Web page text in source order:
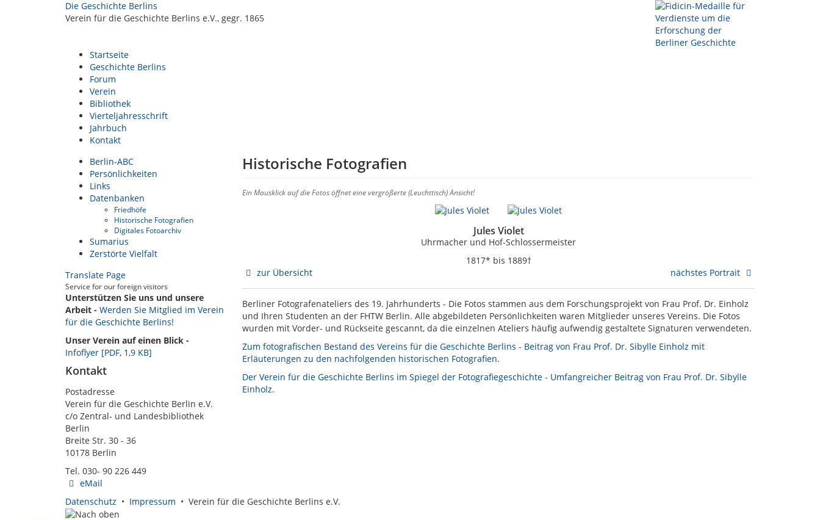
Die Geschichte Berlins
Verein für die Geschichte Berlins e.V., gegr. 1865
Startseite
Geschichte Berlins
Forum
Verein
Bibliothek
Vierteljahresschrift
Jahrbuch
Kontakt
Berlin-ABC
Persönlichkeiten
Links
Datenbanken
Friedhöfe
Historische Fotografien
Digitales Fotoarchiv
Sumarius
Zerstörte Vielfalt
Translate Page
Service for our foreign visitors
Unterstützen Sie uns und unsere
Arbeit - Werden Sie Mitglied im Verein
für die Geschichte Berlins!
Unser Verein auf einen Blick -
Infoflyer [PDF, 1,9 KB]
Kontakt
Postadresse
Verein für die Geschichte Berlin e.V.
c/o Zentral- und Landesbibliothek
Berlin
Breite Str. 30 - 36
10178 Berlin
Tel. 030- 90 226 449
eMail
Historische Fotografien
Ein Mausklick auf die Fotos öffnet eine vergrößerte (Leuchttisch) Ansicht!
Jules Violet
Uhrmacher und Hof-Schlossermeister
1817* bis 1889†
zur Übersicht
nächstes Portrait
Berliner Fotografenateliers des 19. Jahrhunderts - Die Fotos stammen aus dem Forschungsprojekt von Frau Prof. Dr. Einholz
und Ihren Studenten an der FHTW Berlin. Alle abgebildeten Persönlichkeiten waren Mitglieder unseres Vereins. Die Fotos
wurden mit Vorder- und Rückseite gescannt, da die einzelnen Ateliers häufig aufwendig gestaltete Signaturen verwendeten.
Zum fotografischen Bestand des Vereins für die Geschichte Berlins - Beitrag von Frau Prof. Dr. Sibylle Einholz mit
Erläuterungen zu den nachfolgenden historischen Fotografien.
Der Verein für die Geschichte Berlins im Spiegel der Fotografiegeschichte - Umfangreicher Beitrag von Frau Prof. Dr. Sibylle
Einholz.
Datenschutz • Impressum • Verein für die Geschichte Berlins e.V.